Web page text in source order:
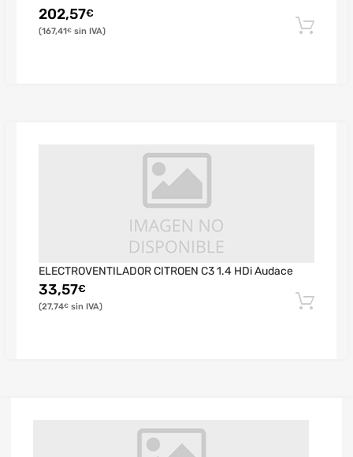
202,57€
167,41€
ELECTROVENTILADOR CITROEN C3 1.4 HDi Audace
33,57€
27,74€